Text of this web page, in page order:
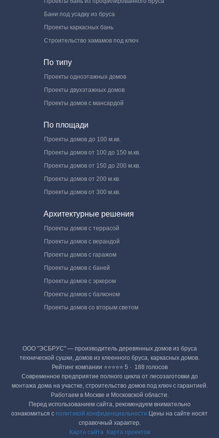
Бани под усадку из бруса
Проекты каркасных бань
Строительство хамамов под ключ
По типу
Проекты одноэтажных домов
Проекты двухэтажных домов
Проекты домов с мансардой
По площади
Проекты домов до 100 м.кв.
Проекты домов от 100 до 150 м.кв.
Проекты домов от 150 до 200 м.кв.
Проекты домов от 200 м.кв.
Проекты домов от 300 м.кв.
Архитектурные решения
Проекты домов с террасой
Проекты домов с верандой
Проекты домов с гаражом
Проекты домов с баней
Проекты домов с эркером
Проекты домов с балконом
Проекты домов со вторым светом
ООО "ЭСБРУС" — производитель деревянных домов из бруса
технической сушки, домов из клеенного бруса, каркасных домов.
Рейтинг компании ⭐⭐⭐⭐⭐ 5 · ‎ 188 голосов
Современное предприятие полного цикла от лесозаготовки до
монтажа дома на участке, строительство домов под ключ с гарантией.
Работаем в Москве и Московской области.
Перед использованием сайта, рекомендуем внимательно
ознакомиться с политикой конфиденциальности Цены на сайте носят
справочный характер.
Карта сайта
Карта проектов